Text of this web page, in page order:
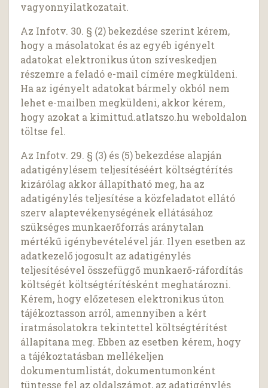
vagyonnyilatkozatait.
Az Infotv. 30. § (2) bekezdése szerint kérem,
hogy a másolatokat és az egyéb igényelt
adatokat elektronikus úton szíveskedjen
részemre a feladó e-mail címére megküldeni.
Ha az igényelt adatokat bármely okból nem
lehet e-mailben megküldeni, akkor kérem,
hogy azokat a kimittud.atlatszo.hu weboldalon
töltse fel.
Az Infotv. 29. § (3) és (5) bekezdése alapján
adatigénylésem teljesítéséért költségtérítés
kizárólag akkor állapítható meg, ha az
adatigénylés teljesítése a közfeladatot ellátó
szerv alaptevékenységének ellátásához
szükséges munkaerőforrás aránytalan
mértékű igénybevételével jár. Ilyen esetben az
adatkezelő jogosult az adatigénylés
teljesítésével összefüggő munkaerő-ráfordítás
költségét költségtérítésként meghatározni.
Kérem, hogy előzetesen elektronikus úton
tájékoztasson arról, amennyiben a kért
iratmásolatokra tekintettel költségtérítést
állapítana meg. Ebben az esetben kérem, hogy
a tájékoztatásban mellékeljen
dokumentumlistát, dokumentumonként
tüntesse fel az oldalszámot, az adatigénylés